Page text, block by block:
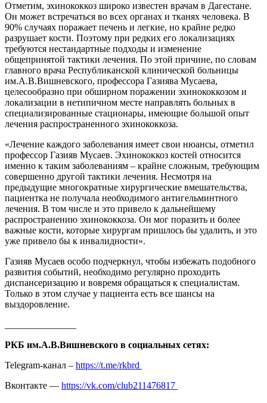
Отметим, эхинококкоз широко известен врачам в Дагестане.
Он может встречаться во всех органах и тканях человека. В
90% случаях поражает печень и легкие, но крайне редко
разрушает кости. Поэтому при редких его локализациях
требуются нестандартные подходы и изменение
общепринятой тактики лечения. По этой причине, по словам
главного врача Республиканской клинической больницы
им.А.В.Вишневского, профессора Газиява Мусаева,
целесообразно при обширном поражении эхинококкозом и
локализации в нетипичном месте направлять больных в
специализированные стационары, имеющие большой опыт
лечения распространенного эхинококкоза.
«Лечение каждого заболевания имеет свои нюансы, отметил
профессор Газияв Мусаев. Эхинококкоз костей относится
именно к таким заболеваниям – крайне сложным, требующим
совершенно другой тактики лечения. Несмотря на
предыдущие многократные хирургические вмешательства,
пациентка не получала необходимого антигельминтного
лечения. В том числе и это привело к дальнейшему
распространению эхинококкоза. Он мог поразить и более
важные кости, которые хирургам пришлось бы удалить, и это
уже привело бы к инвалидности».
Газияв Мусаев особо подчеркнул, чтобы избежать подобного
развития событий, необходимо регулярно проходить
диспансеризацию и вовремя обращаться к специалистам.
Только в этом случае у пациента есть все шансы на
выздоровление.
РКБ им.А.В.Вишневского в социальных сетях:
Telegram-канал – https://t.me/rkbrd
Вконтакте — https://vk.com/club211476817